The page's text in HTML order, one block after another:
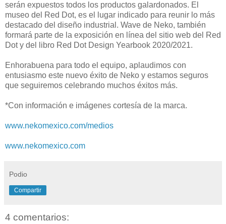
serán expuestos todos los productos galardonados. El
museo del Red Dot, es el lugar indicado para reunir lo más
destacado del diseño industrial. Wave de Neko, también
formará parte de la exposición en línea del sitio web del Red
Dot y del libro Red Dot Design Yearbook 2020/2021.
Enhorabuena para todo el equipo, aplaudimos con
entusiasmo este nuevo éxito de Neko y estamos seguros
que seguiremos celebrando muchos éxitos más.
*Con información e imágenes cortesía de la marca.
www.nekomexico.com/medios
www.nekomexico.com
Podio
Compartir
4 comentarios: